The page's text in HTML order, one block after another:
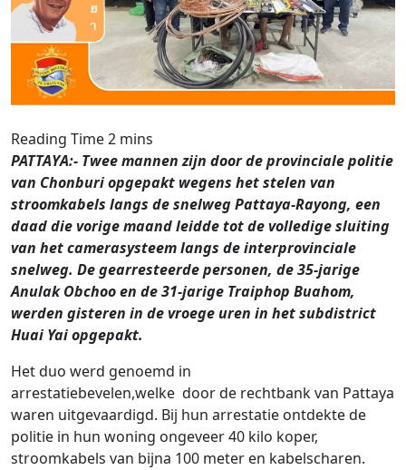
PATTAYA:- Twee mannen zijn door de provinciale politie
van Chonburi opgepakt wegens het stelen van
stroomkabels langs de snelweg Pattaya-Rayong, een
daad die vorige maand leidde tot de volledige sluiting
van het camerasysteem langs de interprovinciale
snelweg. De gearresteerde personen, de 35-jarige
Anulak Obchoo en de 31-jarige Traiphop Buahom,
werden gisteren in de vroege uren in het subdistrict
Huai Yai opgepakt.
Het duo werd genoemd in
arrestatiebevelen,welke door de rechtbank van Pattaya
waren uitgevaardigd. Bij hun arrestatie ontdekte de
politie in hun woning ongeveer 40 kilo koper,
stroomkabels van bijna 100 meter en kabelscharen.